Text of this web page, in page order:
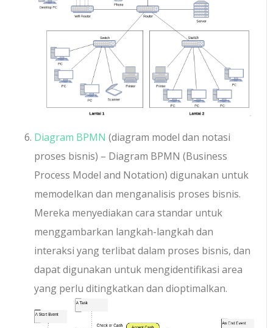
Diagram BPMN (diagram model dan notasi
proses bisnis) – Diagram BPMN (Business
Process Model and Notation) digunakan untuk
memodelkan dan menganalisis proses bisnis.
Mereka menyediakan cara standar untuk
menggambarkan langkah-langkah dan
interaksi yang terlibat dalam proses bisnis, dan
dapat digunakan untuk mengidentifikasi area
yang perlu ditingkatkan dan dioptimalkan.